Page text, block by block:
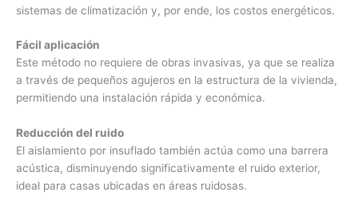
sistemas de climatización y, por ende, los costos energéticos.
Fácil aplicación
Este método no requiere de obras invasivas, ya que se realiza
a través de pequeños agujeros en la estructura de la vivienda,
permitiendo una instalación rápida y económica.
Reducción del ruido
El aislamiento por insuflado también actúa como una barrera
acústica, disminuyendo significativamente el ruido exterior,
ideal para casas ubicadas en áreas ruidosas.